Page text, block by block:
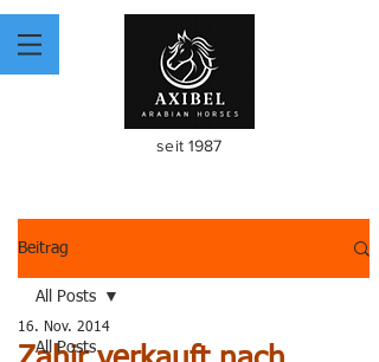
seit 1987
Beitrag
All Posts
All Posts
16. Nov. 2014